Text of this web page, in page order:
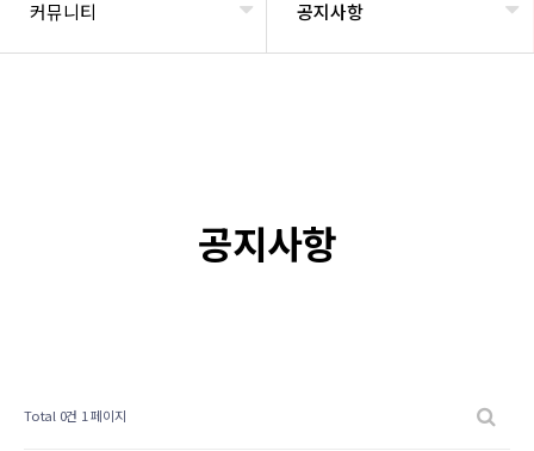
커뮤니티 공지사항
공지사항
Total 0건 1 페이지